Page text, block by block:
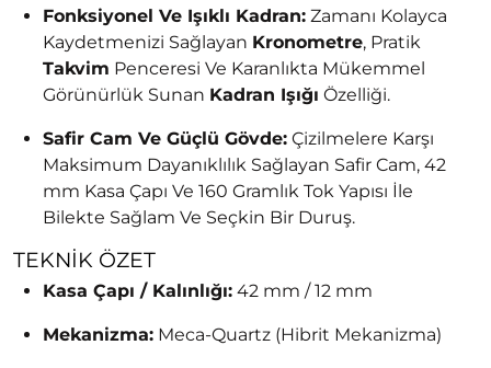
Fonksiyonel Ve Işıklı Kadran: Zamanı Kolayca
Kaydetmenizi Sağlayan Kronometre, Pratik
Takvim Penceresi Ve Karanlıkta Mükemmel
Görünürlük Sunan Kadran Işığı Özelliği.
Safir Cam Ve Güçlü Gövde: Çizilmelere Karşı
Maksimum Dayanıklılık Sağlayan Safir Cam, 42
mm Kasa Çapı Ve 160 Gramlık Tok Yapısı İle
Bilekte Sağlam Ve Seçkin Bir Duruş.
TEKNIK ÖZET
Kasa Çapı / Kalınlığı: 42 mm / 12 mm
Mekanizma: Meca-Quartz (Hibrit Mekanizma)